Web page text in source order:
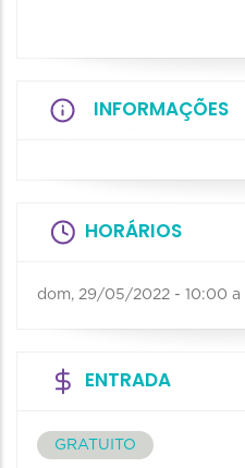
INFORMAÇÕES
HORÁRIOS
dom, 29/05/2022 - 10:00 a
ENTRADA
GRATUITO